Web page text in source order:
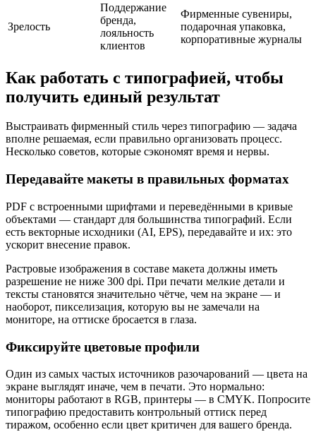
Зрелость
Поддержание
бренда,
лояльность
клиентов
Фирменные сувениры,
подарочная упаковка,
корпоративные журналы
Как работать с типографией, чтобы
получить единый результат
Выстраивать фирменный стиль через типографию — задача
вполне решаемая, если правильно организовать процесс.
Несколько советов, которые сэкономят время и нервы.
Передавайте макеты в правильных форматах
PDF с встроенными шрифтами и переведёнными в кривые
объектами — стандарт для большинства типографий. Если
есть векторные исходники (AI, EPS), передавайте и их: это
ускорит внесение правок.
Растровые изображения в составе макета должны иметь
разрешение не ниже 300 dpi. При печати мелкие детали и
тексты становятся значительно чётче, чем на экране — и
наоборот, пикселизация, которую вы не замечали на
мониторе, на оттиске бросается в глаза.
Фиксируйте цветовые профили
Один из самых частых источников разочарований — цвета на
экране выглядят иначе, чем в печати. Это нормально:
мониторы работают в RGB, принтеры — в CMYK. Попросите
типографию предоставить контрольный оттиск перед
тиражом, особенно если цвет критичен для вашего бренда.